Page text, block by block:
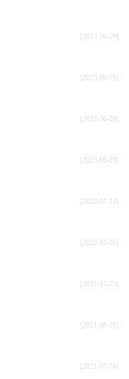
[2023-06-29]
[2023-06-29]
[2023-06-29]
[2023-06-29]
[2022-07-14]
[2022-05-16]
[2021-11-23]
[2021-08-28]
[2021-07-16]